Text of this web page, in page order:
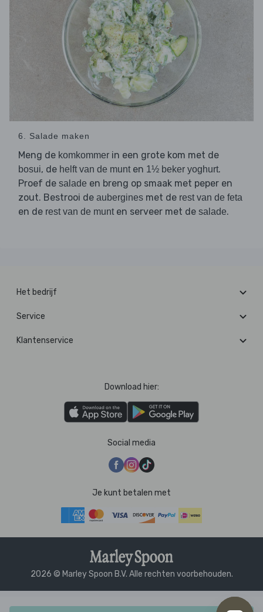
6. Salade maken
Meng de komkommer in een grote kom met de
bosui, de helft van de munten 1½ beker yoghurt.
Proef de salade en breng op smaak met peper en
zout. Bestrooi de aubergines met de rest van de feta
en de rest van de munten serveer met de salade.
Het bedrijf
Service
Klantenservice
Download hier:
Social media
Je kunt betalen met
2026 © Marley Spoon B.V. Alle rechten voorbehouden.